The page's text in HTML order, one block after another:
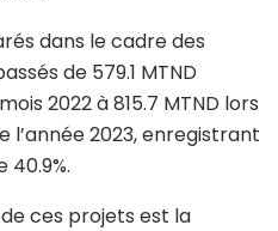
dans le cadre des
de 579.1 MTND
2022 à 815.7 MTND lors
l’année 2023, enregistrant
ces projets est la